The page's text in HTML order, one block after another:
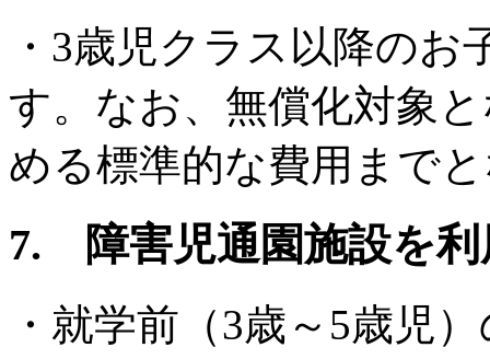
・3歳児クラス以降の
す。なお、無償化対象
める標準的な費用まで
7. 障害児通園施設を利
・就学前（3歳～5歳児